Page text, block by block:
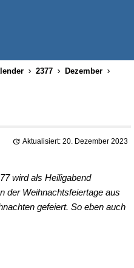
2377
Dezember
Aktualisiert: 20. Dezember 2023
wird als Heiligabend
der Weihnachtsfeiertage aus
gefeiert. So eben auch